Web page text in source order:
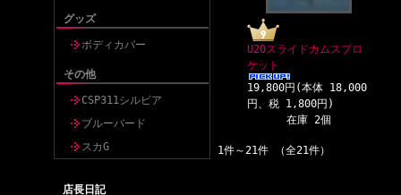
グッズ
ボディカバー
その他
CSP311シルビア
ブルーバード
スカG
店長日記
U20スライドカムスプロ
ケット
19,800円(本体 18,000
円、税 1,800円)
在庫 2個
1件～21件 （全21件）